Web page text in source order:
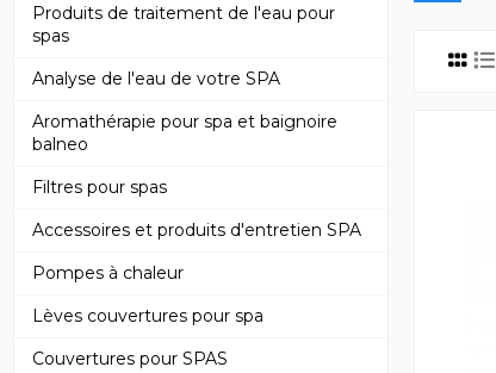
Produits de traitement de l'eau pour
spas
Analyse de l'eau de votre SPA
Aromathérapie pour spa et baignoire
balneo
Filtres pour spas
Accessoires et produits d'entretien SPA
Pompes à chaleur
Lèves couvertures pour spa
Couvertures pour SPAS